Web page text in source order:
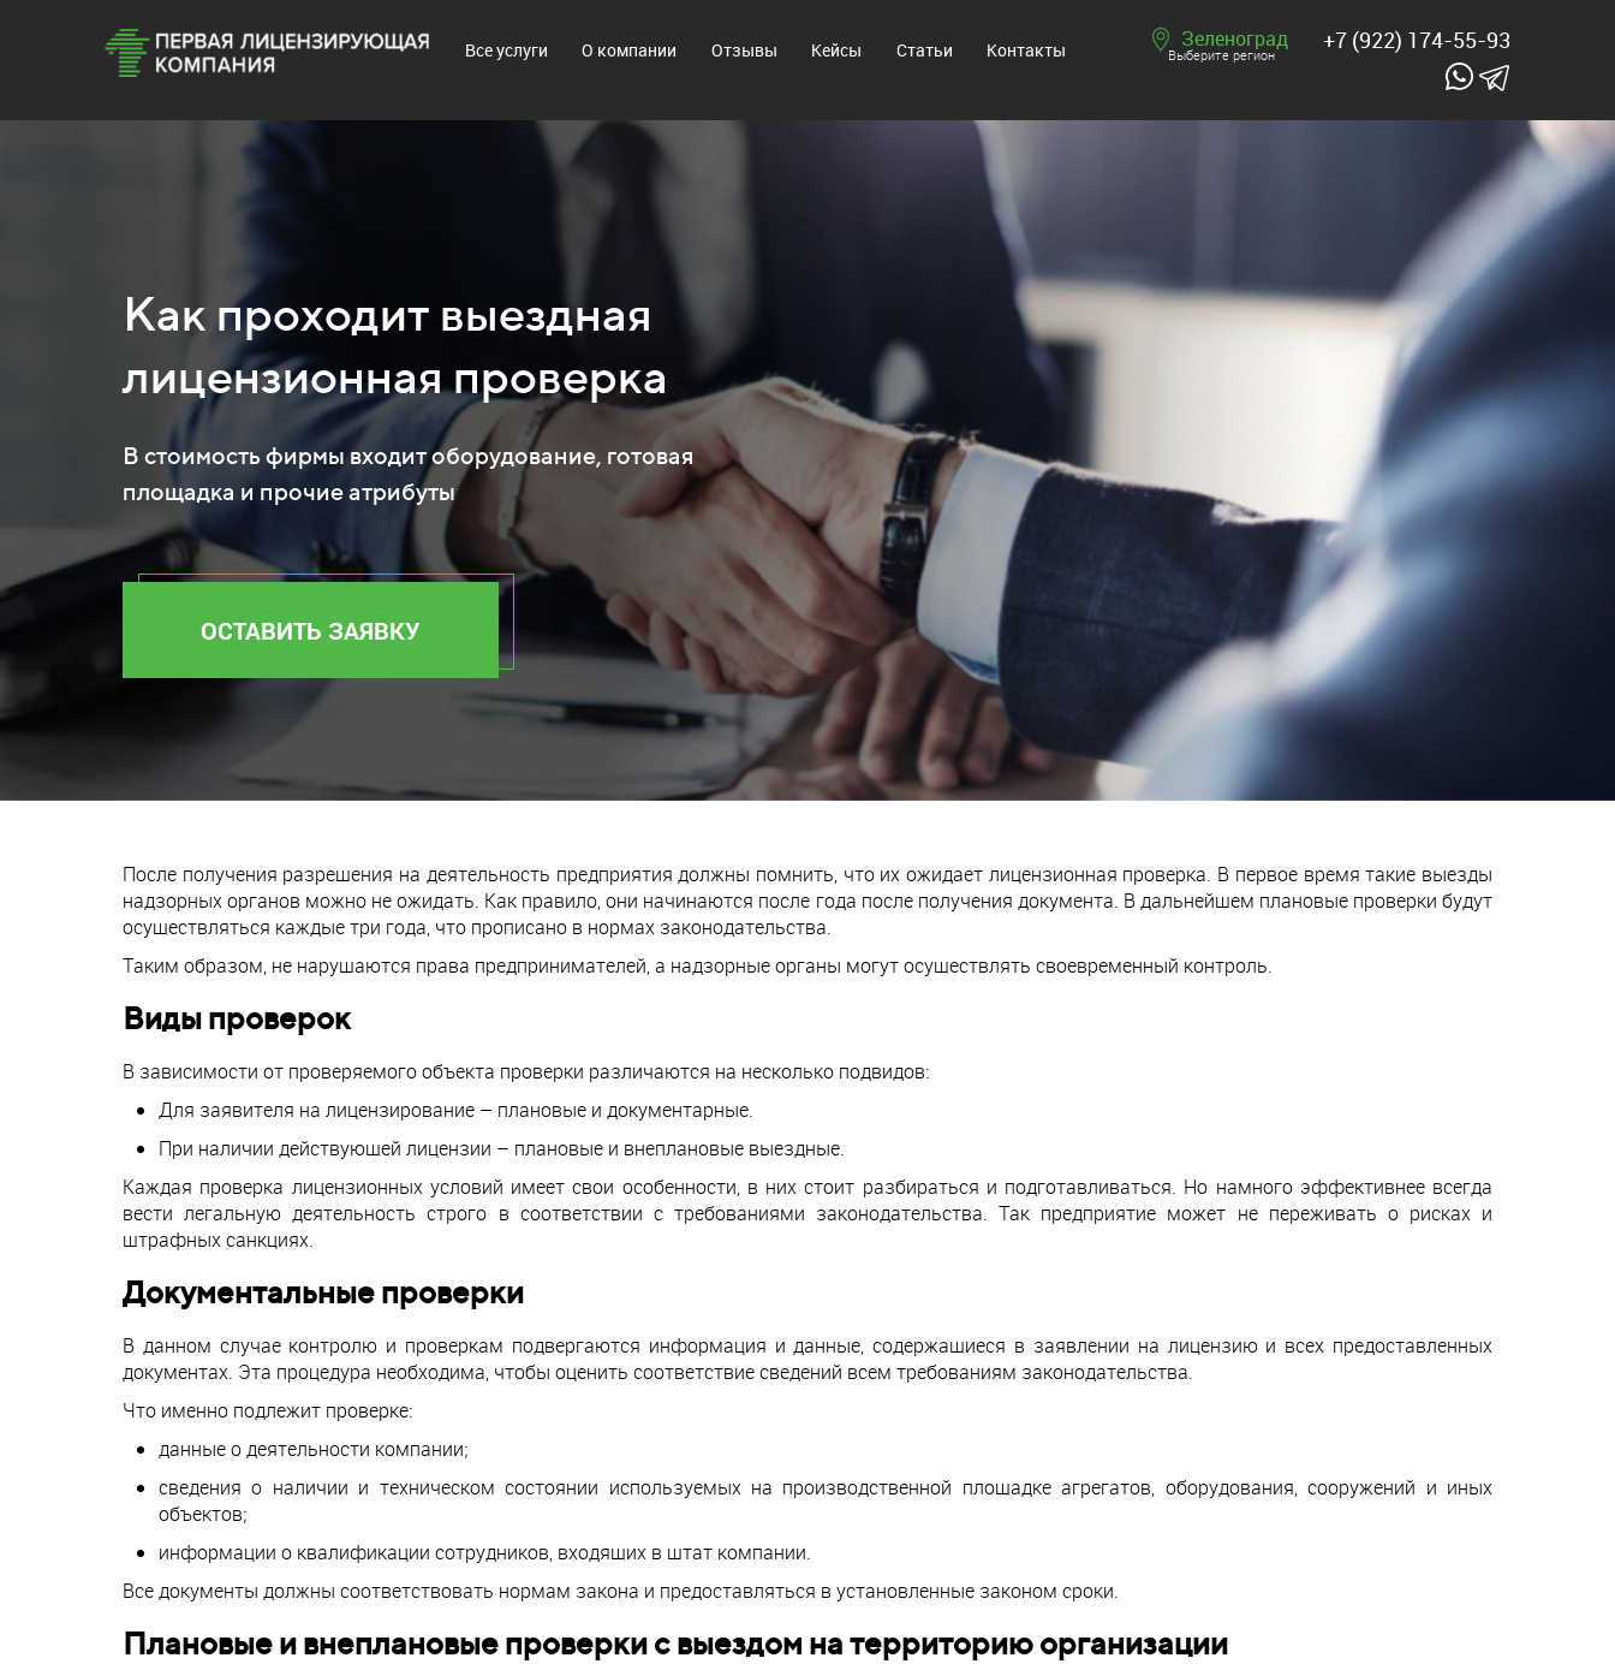
Все услуги О компании Отзывы Кейсы Статьи Контакты Зеленоград
Выберите регион
+7 (922) 174-55-93
Как проходит выездная
лицензионная проверка
В стоимость фирмы входит оборудование, готовая
площадка и прочие атрибуты
ОСТАВИТЬ ЗАЯВКУ
После получения разрешения на деятельность предприятия должны помнить, что их ожидает лицензионная проверка. В первое время такие выезды
надзорных органов можно не ожидать. Как правило, они начинаются после года после получения документа. В дальнейшем плановые проверки будут
осуществляться каждые три года, что прописано в нормах законодательства.
Таким образом, не нарушаются права предпринимателей, а надзорные органы могут осуществлять своевременный контроль.
Виды проверок
В зависимости от проверяемого объекта проверки различаются на несколько подвидов:
Для заявителя на лицензирование – плановые и документарные.
При наличии действующей лицензии – плановые и внеплановые выездные.
Каждая проверка лицензионных условий имеет свои особенности, в них стоит разбираться и подготавливаться. Но намного эффективнее всегда
вести легальную деятельность строго в соответствии с требованиями законодательства. Так предприятие может не переживать о рисках и
штрафных санкциях.
Документальные проверки
В данном случае контролю и проверкам подвергаются информация и данные, содержащиеся в заявлении на лицензию и всех предоставленных
документах. Эта процедура необходима, чтобы оценить соответствие сведений всем требованиям законодательства.
Что именно подлежит проверке:
данные о деятельности компании;
сведения о наличии и техническом состоянии используемых на производственной площадке агрегатов, оборудования, сооружений и иных
объектов;
информации о квалификации сотрудников, входящих в штат компании.
Все документы должны соответствовать нормам закона и предоставляться в установленные законом сроки.
Плановые и внеплановые проверки с выездом на территорию организации